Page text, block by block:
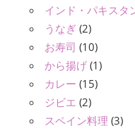
インド・パキスタ
うなぎ (2)
お寿司 (10)
から揚げ (1)
カレー (15)
ジビエ (2)
スペイン料理 (3)